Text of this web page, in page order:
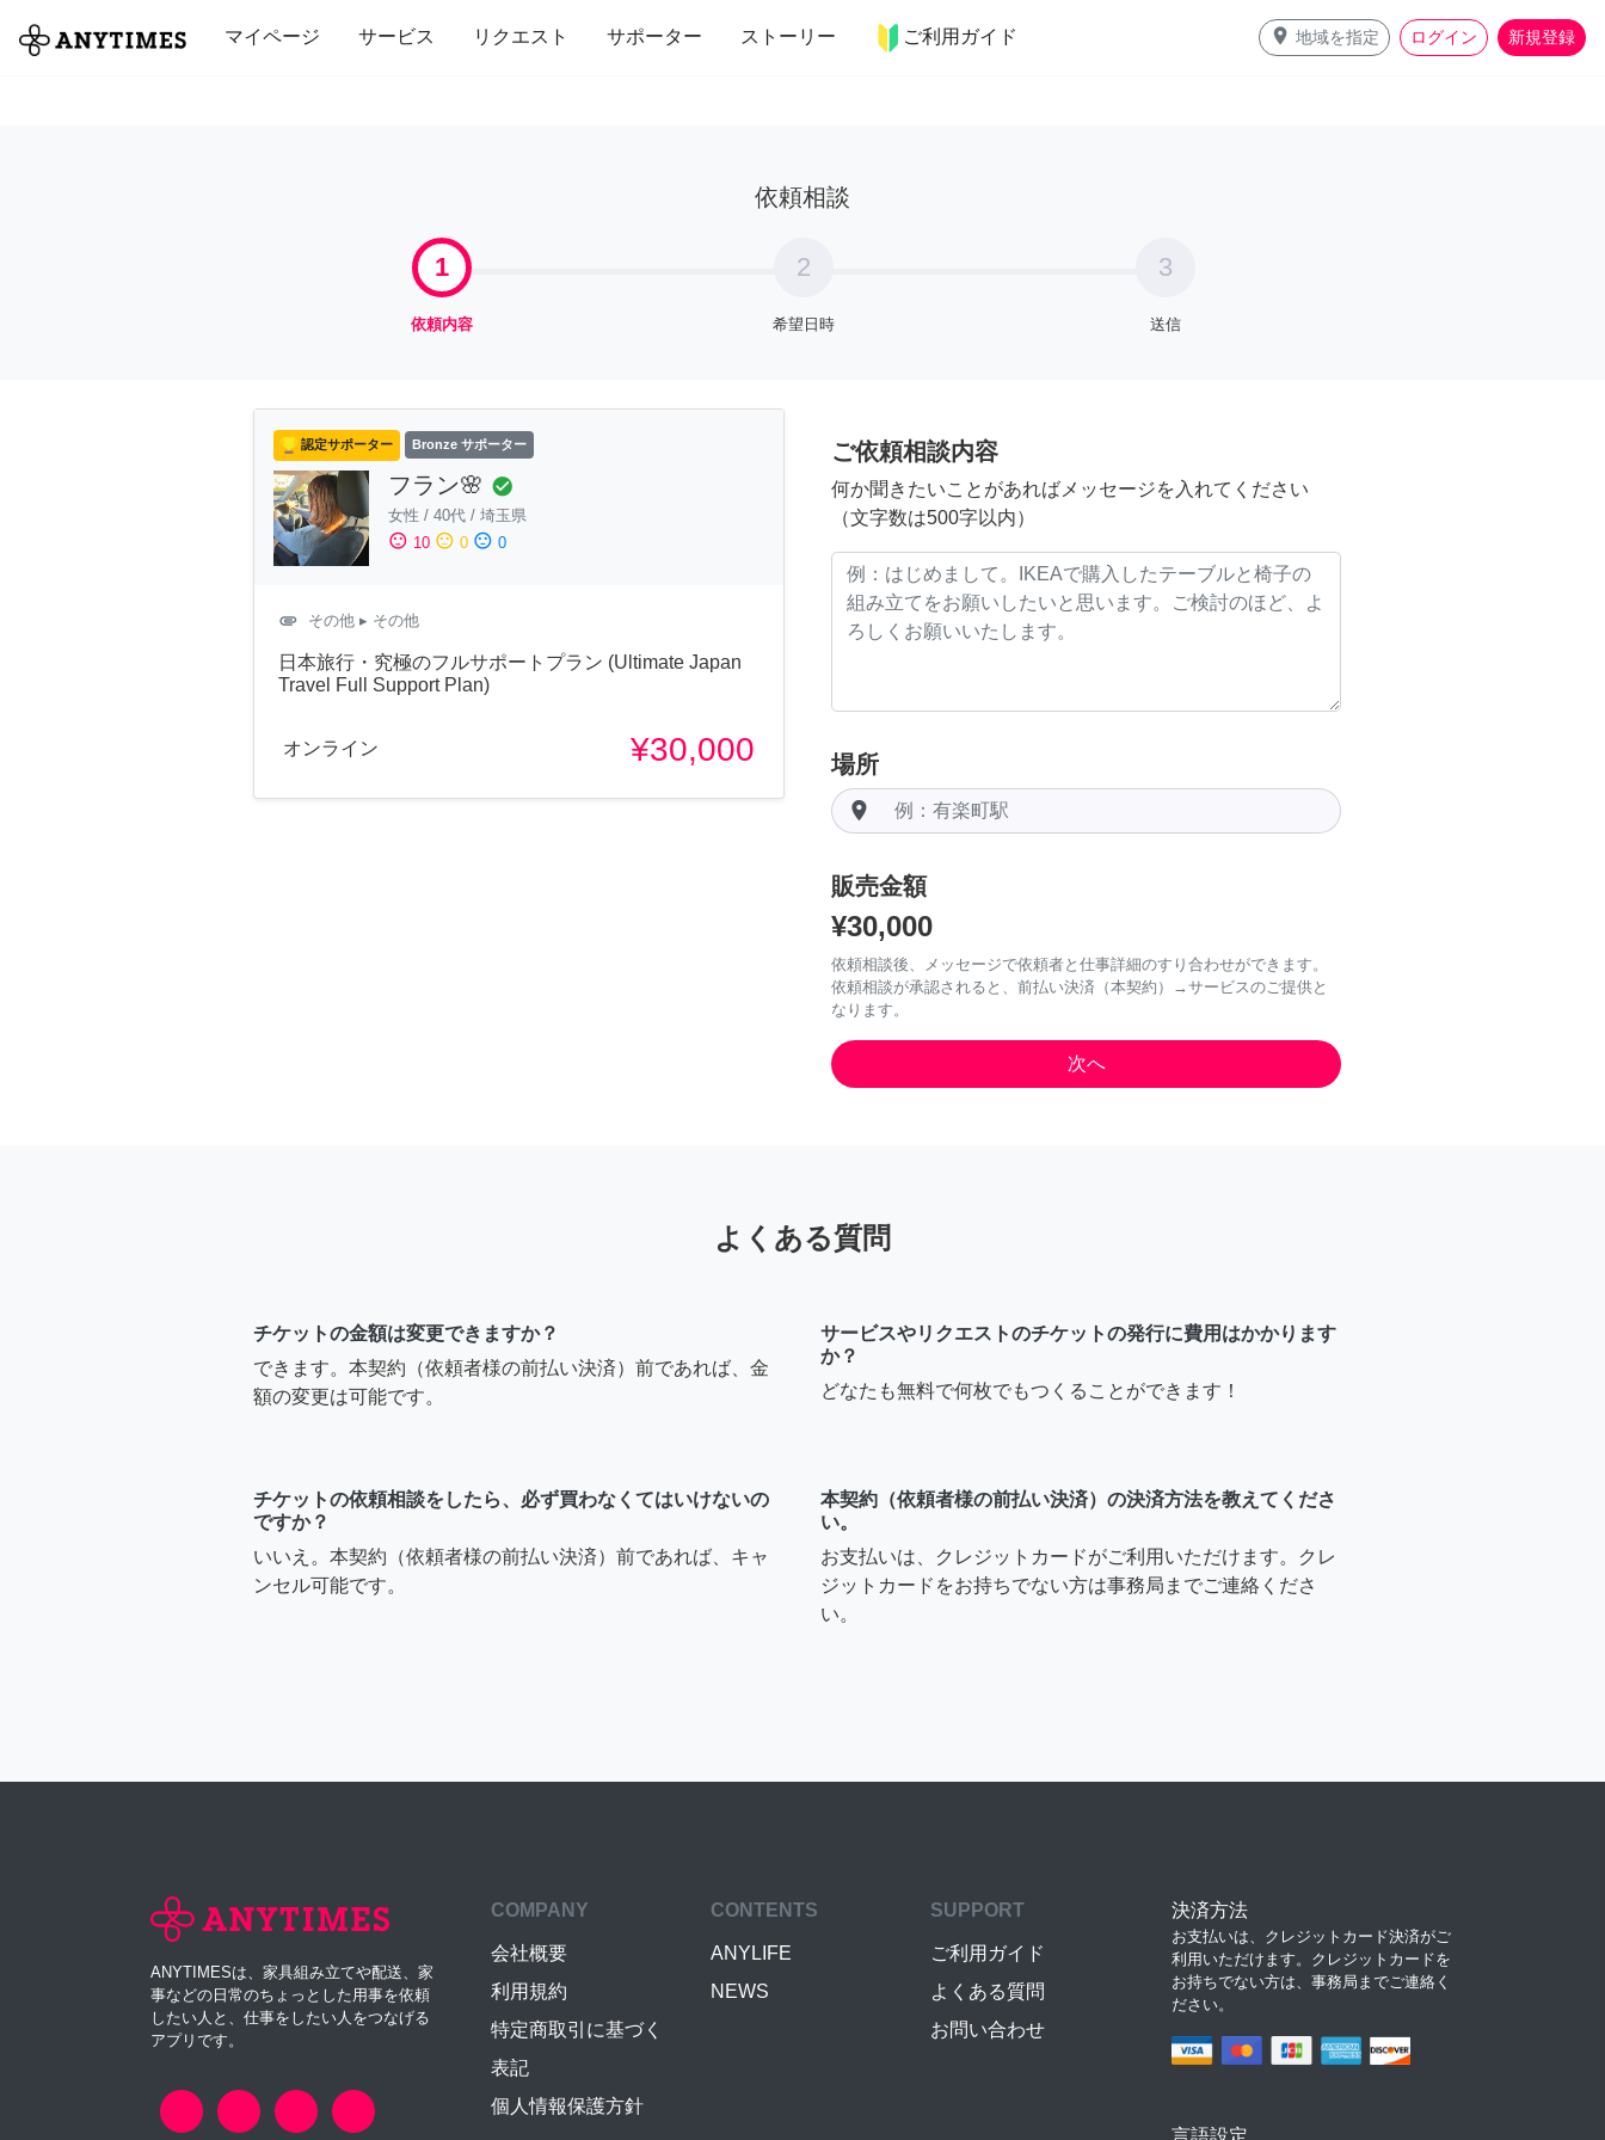
マイページ サービス リクエスト サポーター ストーリー ご利用ガイド place 地域を指定 ログイン 新規登録
全て 修理・組立 家事 引っ越し インテリア 趣味・習い事 ペット 料理
依頼相談
1
依頼内容
2
希望日時
3
送信
認定サポーター Bronze サポーター
フラン🌸 check_circle
女性 / 40代 / 埼玉県
sentiment_satisfied 10 sentiment_neutral 0 sentiment_dissatisfied 0
attachment その他 ▸ その他
日本旅行・究極のフルサポートプラン (Ultimate Japan
Travel Full Support Plan)
オンライン ¥30,000
ご依頼相談内容
何か聞きたいことがあればメッセージを入れてください
（文字数は500字以内）
場所
room
販売金額
¥30,000
依頼相談後、メッセージで依頼者と仕事詳細のすり合わせができます。
依頼相談が承認されると、前払い決済（本契約）→サービスのご提供と
なります。
よくある質問
チケットの金額は変更できますか？
できます。本契約（依頼者様の前払い決済）前であれば、金
額の変更は可能です。
サービスやリクエストのチケットの発行に費用はかかります
か？
どなたも無料で何枚でもつくることができます！
チケットの依頼相談をしたら、必ず買わなくてはいけないの
ですか？
いいえ。本契約（依頼者様の前払い決済）前であれば、キャ
ンセル可能です。
本契約（依頼者様の前払い決済）の決済方法を教えてくださ
い。
お支払いは、クレジットカードがご利用いただけます。クレ
ジットカードをお持ちでない方は事務局までご連絡くださ
い。
ANYTIMESは、家具組み立てや配送、家
事などの日常のちょっとした用事を依頼
したい人と、仕事をしたい人をつなげる
アプリです。
COMPANY
会社概要
利用規約
特定商取引に基づく
表記
個人情報保護方針
CONTENTS
ANYLIFE
NEWS
SUPPORT
ご利用ガイド
よくある質問
お問い合わせ
決済方法
お支払いは、クレジットカード決済がご
利用いただけます。クレジットカードを
お持ちでない方は、事務局までご連絡く
ださい。
言語設定